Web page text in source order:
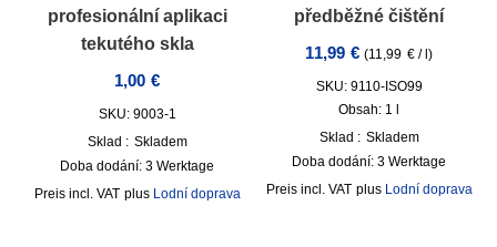
profesionální aplikaci
tekutého skla
1,00 €
SKU: 9003-1
Sklad : Skladem
Doba dodání: 3 Werktage
incl. VAT plus Lodní doprava
předběžné čištění
11,99 € (11,99 € / )
SKU: 9110-ISO99
Obsah: 1 l
Sklad : Skladem
Doba dodání: 3 Werktage
incl. VAT plus Lodní doprava